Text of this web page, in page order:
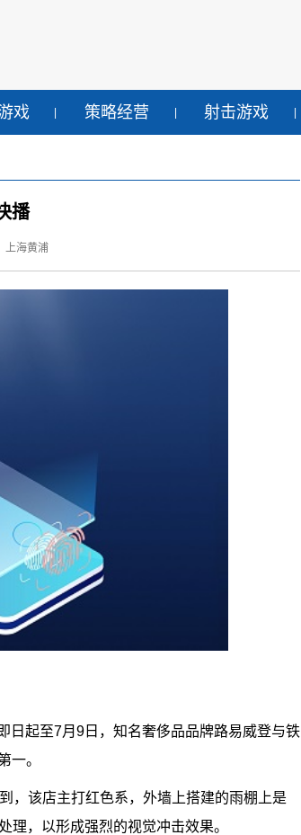
戏 策略经营 射击游戏
播
上海黄浦
日起至7月9日，知名奢侈品品牌路易威登与铁
一。
，该店主打红色系，外墙上搭建的雨棚上是
理，以形成强烈的视觉冲击效果。